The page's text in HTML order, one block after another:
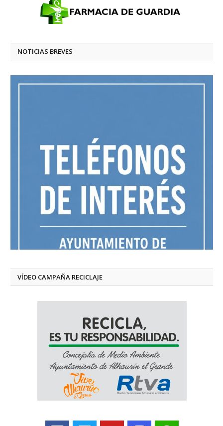
NOTICIAS BREVES
VÍDEO CAMPAÑA RECICLAJE